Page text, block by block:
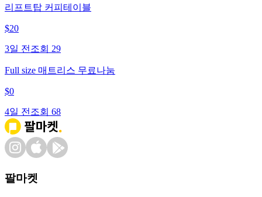
리프트탑 커피테이블
$20
3일 전 조회 29
Full size 매트리스 무료나눔
$0
4일 전 조회 68
팔마켓